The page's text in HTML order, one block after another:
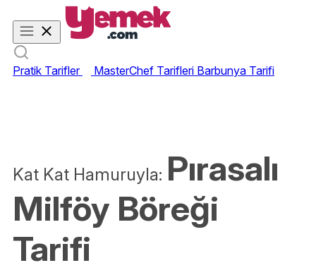
Pratik Tarifler MasterChef Tarifleri Barbunya Tarifi
Kat Kat Hamuruyla: Pırasalı
Milföy Böreği
Tarifi